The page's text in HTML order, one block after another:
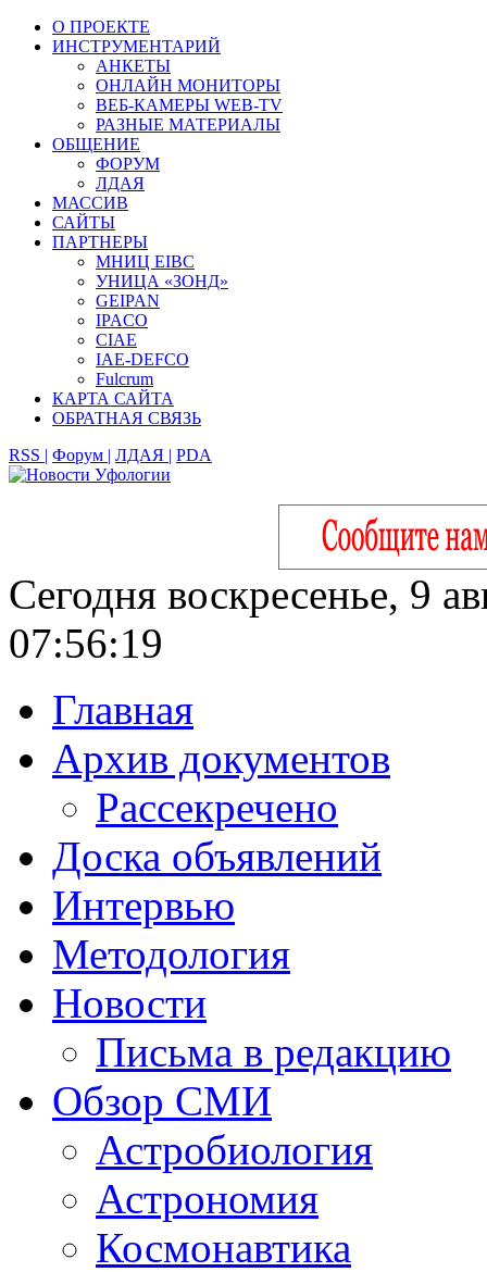
О ПРОЕКТЕ
ИНСТРУМЕНТАРИЙ
АНКЕТЫ
ОНЛАЙН МОНИТОРЫ
ВЕБ-КАМЕРЫ WEB-TV
РАЗНЫЕ МАТЕРИАЛЫ
ОБЩЕНИЕ
ФОРУМ
ЛДАЯ
МАССИВ
САЙТЫ
ПАРТНЕРЫ
МНИЦ EIBC
УНИЦА «ЗОНД»
GEIPAN
IPACO
CIAE
IAE-DEFCO
Fulcrum
КАРТА САЙТА
ОБРАТНАЯ СВЯЗЬ
RSS | Форум | ЛДАЯ | PDA
Сегодня воскресенье, 9
07:56:20
Главная
Архив документов
Рассекречено
Доска объявлений
Интервью
Методология
Новости
Письма в редакцию
Обзор СМИ
Астробиология
Астрономия
Космонавтика